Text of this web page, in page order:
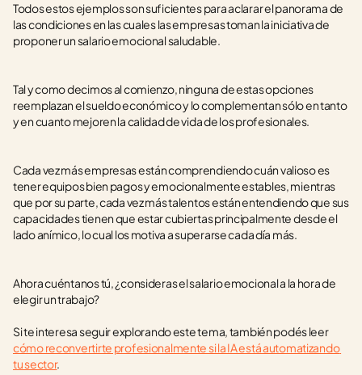
Todos estos ejemplos son suficientes para aclarar el panorama de
las condiciones en las cuales las empresas toman la iniciativa de
proponer un salario emocional saludable.
Tal y como decimos al comienzo, ninguna de estas opciones
reemplazan el sueldo económico y lo complementan sólo en tanto
y en cuanto mejoren la calidad de vida de los profesionales.
Cada vez más empresas están comprendiendo cuán valioso es
tener equipos bien pagos y emocionalmente estables, mientras
que por su parte, cada vez más talentos están entendiendo que sus
capacidades tienen que estar cubiertas principalmente desde el
lado anímico, lo cual los motiva a superarse cada día más.
Ahora cuéntanos tú, ¿consideras el salario emocional a la hora de
elegir un trabajo?
Si te interesa seguir explorando este tema, también podés leer
cómo reconvertirte profesionalmente si la IA está automatizando
tu sector.